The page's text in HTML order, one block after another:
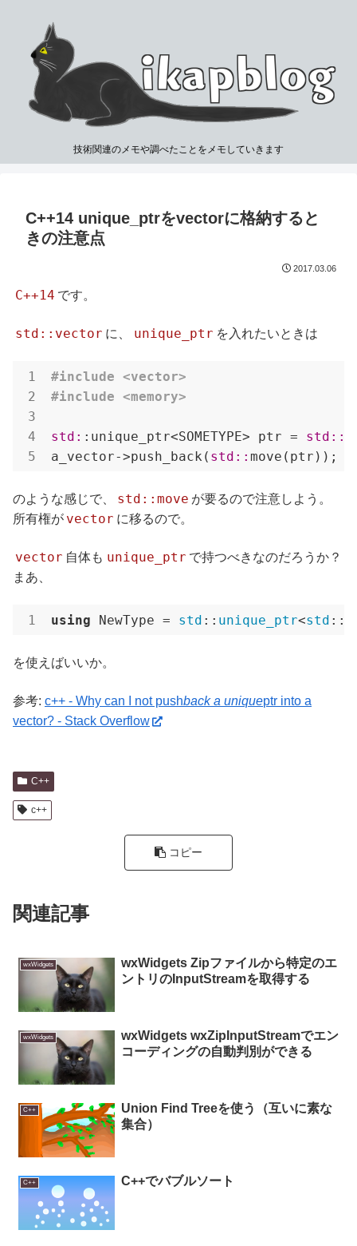
技術関連のメモや調べたことをメモしていきます
C++14 unique_ptrをvectorに格納すると
きの注意点
2017.03.06
C++14 です。
std::vector に、 unique_ptr を入れたいときは
#include <vector>
#include <memory>
std: :unique_ptr<SOMETYPE> ptr = std::
a_vector->push_back( std::
のような感じで、 std::move が要るので注意しよう。
所有権が vector に移るので。
vector 自体も unique_ptr で持つべきなのだろうか？
まあ、
using NewType = std :: unique_ptr<std ::
を使えばいいか。
参考: c++ - Why can I not pushback a uniqueptr into a
vector? - Stack Overflow
C++
c++
コピー
関連記事
wxWidgets
wxWidgets Zipファイルから特定のエ
ントリのInputStreamを取得する
wxWidgets
wxWidgets wxZipInputStreamでエン
コーディングの自動判別ができる
C++
Union Find Treeを使う（互いに素な
集合）
C++ C++でバブルソート